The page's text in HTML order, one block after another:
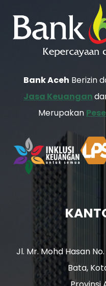
Bank Aceh Berizin
Jasa Keuangan
Merupakan
Jl. Mr. Mohd Hasan
Bata,